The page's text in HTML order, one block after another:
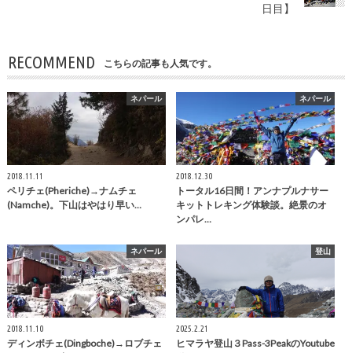
日目】
RECOMMEND こちらの記事も人気です。
ネパール
2018.11.11
ペリチェ(Pheriche)→ナムチェ
(Namche)。下山はやはり早い…
ネパール
2018.12.30
トータル16日間！アンナプルナサー
キットトレキング体験談。絶景のオ
ンパレ…
ネパール
2018.11.10
ディンボチェ(Dingboche)→ロブチェ
登山
2025.2.21
ヒマラヤ登山３Pass-3PeakのYoutube